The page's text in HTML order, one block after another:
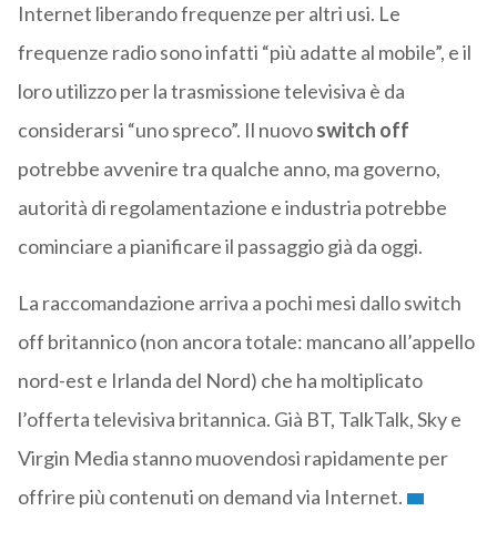
Internet liberando frequenze per altri usi. Le
frequenze radio sono infatti “più adatte al mobile”, e il
loro utilizzo per la trasmissione televisiva è da
considerarsi “uno spreco”. Il nuovoswitch off
potrebbe avvenire tra qualche anno, ma governo,
autorità di regolamentazione e industria potrebbe
cominciare a pianificare il passaggio già da oggi.
La raccomandazione arriva a pochi mesi dallo switch
off britannico (non ancora totale: mancano all’appello
nord-est e Irlanda del Nord) che ha moltiplicato
l’offerta televisiva britannica. Già BT, TalkTalk, Sky e
Virgin Media stanno muovendosi rapidamente per
offrire più contenuti on demand via Internet.